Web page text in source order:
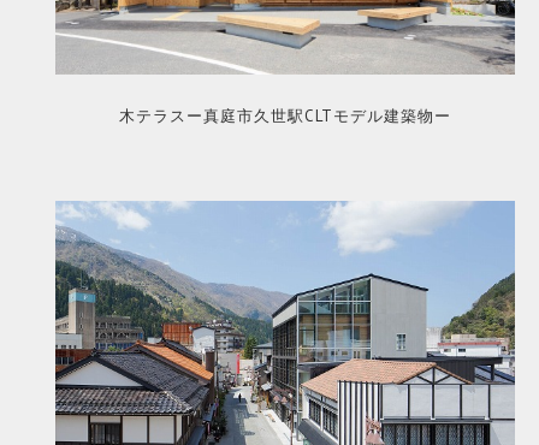
木テラスー真庭市久世駅CLTモデル建築物ー